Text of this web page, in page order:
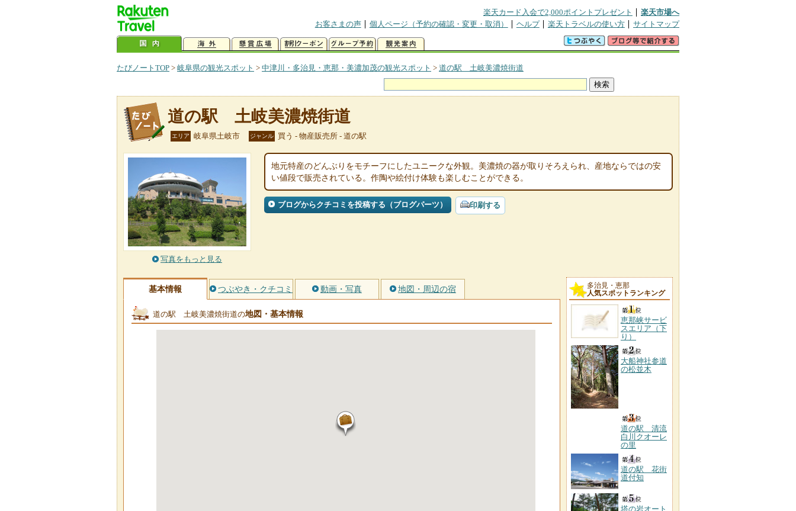
楽天カード入会で2,000ポイントプレゼント
楽天市場へ
お客さまの声
個人ページ（予約の確認・変更・取消） ヘルプ 楽天トラベルの使い方 サイトマップ
たびノートTOP > 岐阜県の観光スポット > 中津川・多治見・恵那・美濃加茂の観光スポット > 道の駅 土岐美濃焼街道
道の駅 土岐美濃焼街道
エリア 岐阜県土岐市 ジャンル 買う - 物産販売所 - 道の駅
写真をもっと見る
地元特産のどんぶりをモチーフにしたユニークな外観。美濃焼の器が取りそろえられ、産地ならではの安
い値段で販売されている。作陶や絵付け体験も楽しむことができる。
ブログからクチコミを投稿する（ブログパーツ） 印刷する
基本情報 つぶやき・クチコミ 動画・写真 地図・周辺の宿
道の駅 土岐美濃焼街道の地図・基本情報
多治見・恵那
人気スポットランキング
恵那峡サービ
スエリア（下
り）
大船神社参道
の松並木
道の駅 清流
白川クオーレ
の里
道の駅 花街
道付知
塔の岩オート